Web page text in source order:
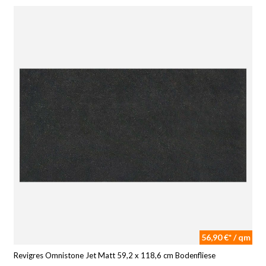
56,90 €* / qm
Revigres Omnistone Jet Matt 59,2 x 118,6 cm Bodenfliese